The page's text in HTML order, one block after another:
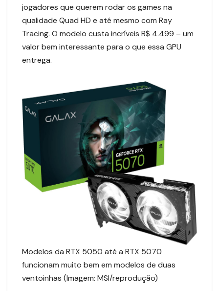
jogadores que querem rodar os games na
qualidade Quad HD e até mesmo com Ray
Tracing. O modelo custa incríveis R$ 4.499 – um
valor bem interessante para o que essa GPU
entrega.
Modelos da RTX 5050 até a RTX 5070
funcionam muito bem em modelos de duas
ventoinhas (Imagem: MSI/reprodução)